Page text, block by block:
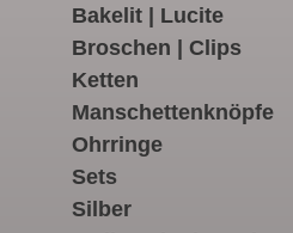
Bakelit | Lucite
Broschen | Clips
Ketten
Manschettenknöpfe
Ohrringe
Sets
Silber